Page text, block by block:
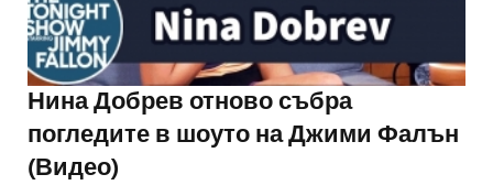
Нина Добрев отново събра
погледите в шоуто на Джими Фалън
(Видео)